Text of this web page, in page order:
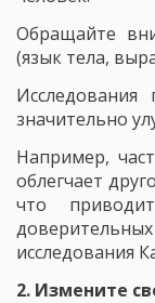
Обращайте
(язык тела,
Исследования
значительно
Например,
облегчает
что
исследования
2. Измените